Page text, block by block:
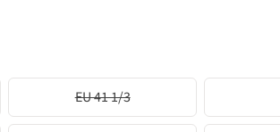
EU 41 1/3